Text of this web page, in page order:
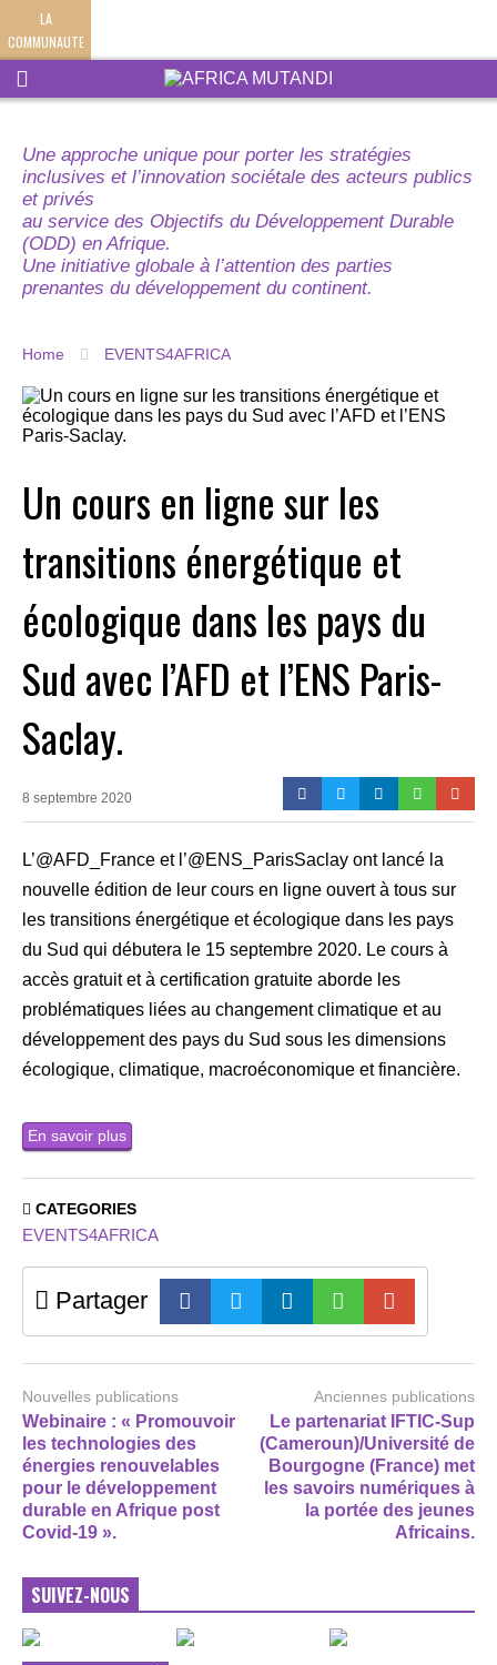
LA
COMMUNAUTE
Une approche unique pour porter les stratégies
inclusives et l’innovation sociétale des acteurs publics
et privés
au service des Objectifs du Développement Durable
(ODD) en Afrique.
Une initiative globale à l’attention des parties
prenantes du développement du continent.
Home EVENTS4AFRICA
Un cours en ligne sur les
transitions énergétique et
écologique dans les pays du
Sud avec l’AFD et l’ENS Paris-
Saclay.
8 septembre 2020
L’@AFD_France et l’@ENS_ParisSaclay ont lancé la
nouvelle édition de leur cours en ligne ouvert à tous sur
les transitions énergétique et écologique dans les pays
du Sud qui débutera le 15 septembre 2020. Le cours à
accès gratuit et à certification gratuite aborde les
problématiques liées au changement climatique et au
développement des pays du Sud sous les dimensions
écologique, climatique, macroéconomique et financière.
En savoir plus
CATEGORIES
EVENTS4AFRICA
Partager
Nouvelles publications
Webinaire : « Promouvoir
les technologies des
énergies renouvelables
pour le développement
durable en Afrique post
Covid-19 ».
Anciennes publications
Le partenariat IFTIC-Sup
(Cameroun)/Université de
Bourgogne (France) met
les savoirs numériques à
la portée des jeunes
Africains.
SUIVEZ-NOUS